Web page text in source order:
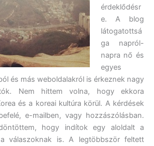
érdeklődésr
e. A blog
látogatottsá
ga napról-
napra nő és
egyes
és más weboldalakról is érkeznek nagy
Nem hittem volna, hogy ekkora
és a koreai kultúra körül. A kérdések
e-mailben, vagy hozzászólásban.
hogy indítok egy aloldalt a
válaszoknak is. A legtöbbször feltett